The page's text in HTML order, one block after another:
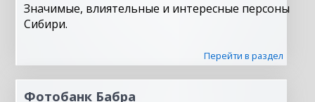
Значимые, влиятельные и интересные персоны
Сибири.
Перейти в раздел
Фотобанк Бабра